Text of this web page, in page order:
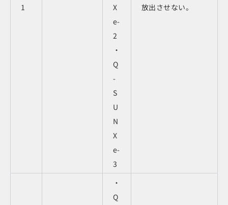
1
X
e-
2
・
Q
-
S
U
N
X
e-
3
放出させない。
・
Q